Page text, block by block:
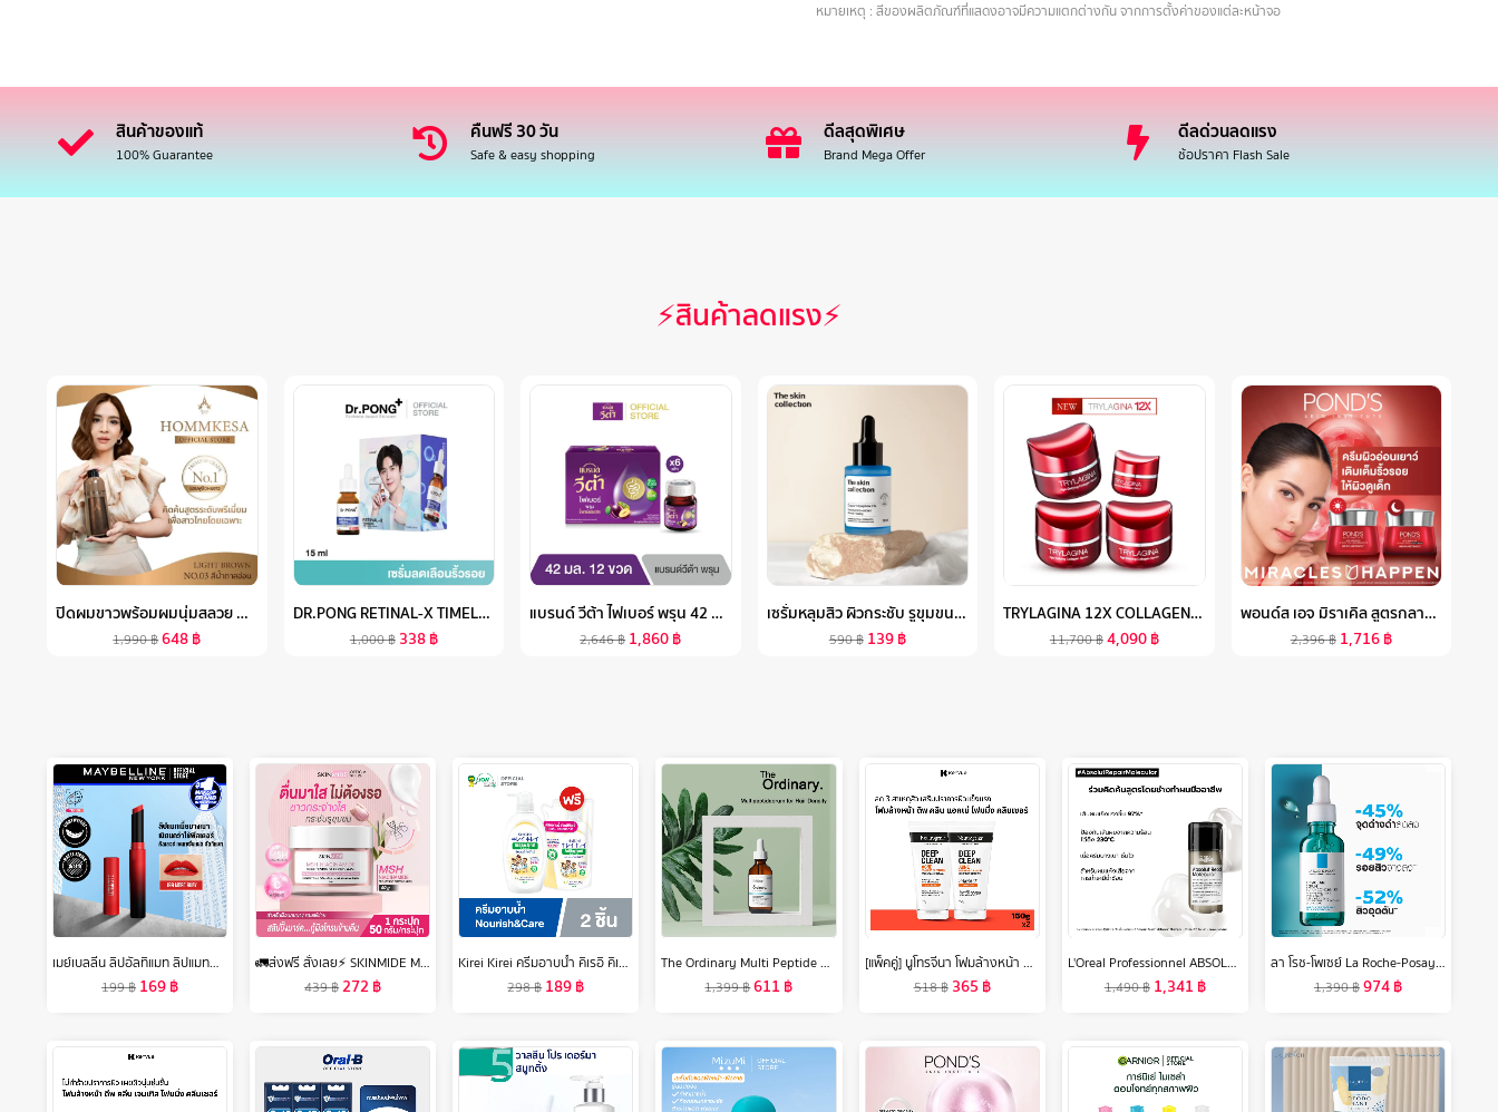
หมายเหตุ : สีของผลิตภัณฑ์ที่แสดงอาจมีความแตกต่างกัน จากการตั้งค่าของแต่ละหน้าจอ
สินค้าของแท้
100% Guarantee
คืนฟรี 30 วัน
Safe & easy shopping
ดีลสุดพิเศษ
Brand Mega Offer
ดีลด่วนลดแรง
ช้อปราคา Flash Sale
⚡สินค้าลดแรง⚡
ปิดผมขาวพร้อมผมนุ่มสลวย ด้วยสารสกัดธรรมชาติจากผลไม้ (แบบขวด ขนาด300ML) ราคา990บาท
1,990฿648฿
DR.PONG RETINAL-X TIMELESS ANTI-AGING SERUM เซรั่มลดเลือนริ้วรอย
1,000฿ 338฿
แบรนด์ วีต้า ไฟเบอร์ พรุน 42 มล. แพค 12 ขวด X 6 แพค (72 ขวด) (ยกลัง) (VETA)
2,646฿ 1,860฿
เซรั่มหลุมสิว ผิวกระชับ รูขุมขนเล็กลง THE SKIN COLLECTION SERUM COPPER TRIPEPTIDE 3% ขนาด 30 ML
590฿ 139฿
TRYLAGINA 12X COLLAGEN ไตรลาจิน่า คอลลาเจน 12X เซรั่มคืนความอ่อนเยาว์ครบ 5 มิติ 3 กระปุก ฟรี ขนาดพกพา
11,700฿4,090฿
พอนด์ส เอจ มิราเคิล สูตรกลางวันและกลางคืน เฮ็กซิล-เรตินอล 45 ก. ( มอยเจอร์ไรเซอร์ , ครีมทาหน้า , MOISTURIZER , เรตินอล )
2,396฿ 1,716฿
เมย์เบลลีน ลิปอัลทิแมท ลิปแมทผสมเบลอลิ่งเจล เนียนกว่าใช้ฟิลเตอร์ 1.7ก.Ultimatte by Color Sensational Lipstick 1.7g
199฿ 169฿
🚛ส่งฟรี สั่งเลย⚡ SKINMIDE MSH NIACINAMIDE BRIGHTENING SLEEPING MASK 50g สลีปปิ้งมาส์ค กู้ผิวโกลว์ อมชมพู บูสต์ผิวใสชั่วข้ามคืน
439฿272฿
Kirei Kirei ครีมอาบน้ำ คิเรอิ คิเรอิ Antibacterial Body Wash สูตร Nourish & Care ขวดปั๊ม 500 มล. ฟรี ถุงเติม 400 มล.
298฿ 189฿
The Ordinary Multi Peptide Serum Hair Density 60ml
1,399฿611 ฿
[แพ็คคู่] นูโทรจีนา โฟมล้างหน้า ดีพ คลีน แอคเน่ โฟมมิ่ง คลีนเซอร์ 150 ก. x 2 Neutrogena Deep Clean Acne Foaming Cleanser 150g. x 2, โฟมล้างหน้า วิปโฟมอะมิโน, Salicylic Acid + IPMP, ลดการเกิดสิวใหม่ ลดการอุดตัน ลดความมันส่วนเกิน
518฿ 365 ฿
L'Oreal Professionnel ABSOLUT REPAIR MOLECULAR LEAVE-IN MASK 100ML ลีฟ-อิน ทรีตเมนต์ เนื้อครีมบางเบา บำรุงล้ำลึกถึงชั้นไฟเบอร์ (ลีฟ-อิน ทรีตเมนต์, เสริมแกนผมให้กลับมาแข็งแรง, L'Oreal Pro,L'Oreal Professional,LOreal Pro,LOreal Professional)
1,490฿ 1,341 ฿
ลา โรช-โพเซย์ La Roche-Posay EFFACLAR SERUM สลายสิวอุดตันที่ต้นตอ 30ml.(เซรั่มบำรุงผิวหน้า เซรั่มช่วยลดปัญหาสิว)
1,390฿974฿